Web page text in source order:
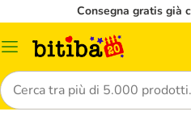
Consegna gratis già
Overview
Cerca